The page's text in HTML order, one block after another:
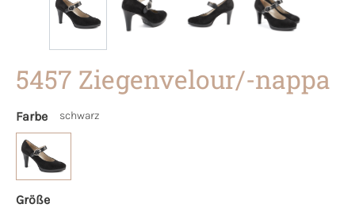
5457 Ziegenvelour/-nappa
Farbe schwarz
Größe